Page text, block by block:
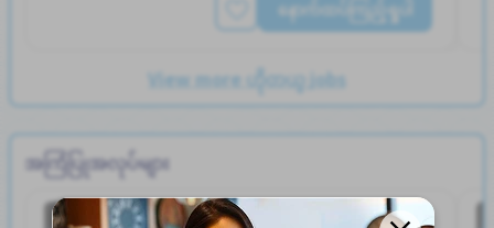
နောက်ထပ်ကြည့်ရှုပါ
View more ဟိုတယ္ jobs
အကြံပြုအလုပ်များ
အျခား Job inအလုပ်ရုံ